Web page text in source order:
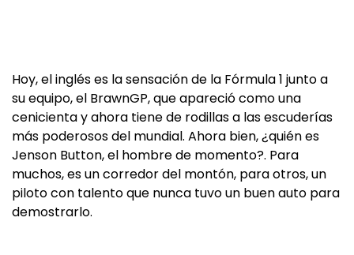
Hoy, el inglés es la sensación de la Fórmula 1 junto a
su equipo, el BrawnGP, que apareció como una
cenicienta y ahora tiene de rodillas a las escuderías
más poderosos del mundial. Ahora bien, ¿quién es
Jenson Button, el hombre de momento?. Para
muchos, es un corredor del montón, para otros, un
piloto con talento que nunca tuvo un buen auto para
demostrarlo.